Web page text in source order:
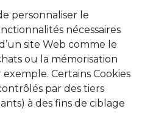
personnaliser le
nécessaires
site Web comme le
ou la mémorisation
Certains Cookies
par des tiers
à des fins de ciblage